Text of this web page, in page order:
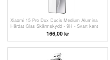
Xiaomi 15 Pro Dux Ducis Medium Alumina
Härdat Glas Skärmskydd - 9H - Svart kant
166,00 kr